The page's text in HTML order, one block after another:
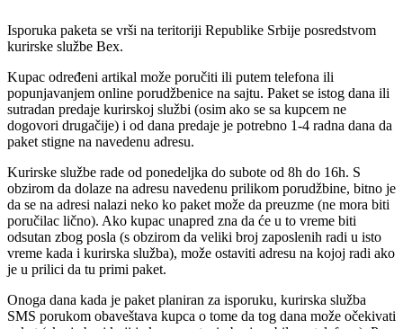
Isporuka paketa se vrši na teritoriji Republike Srbije posredstvom
kurirske službe Bex.
Kupac određeni artikal može poručiti ili putem telefona ili
popunjavanjem online porudžbenice na sajtu. Paket se istog dana ili
sutradan predaje kurirskoj službi (osim ako se sa kupcem ne
dogovori drugačije) i od dana predaje je potrebno 1-4 radna dana da
paket stigne na navedenu adresu.
Kurirske službe rade od ponedeljka do subote od 8h do 16h. S
obzirom da dolaze na adresu navedenu prilikom porudžbine, bitno je
da se na adresi nalazi neko ko paket može da preuzme (ne mora biti
poručilac lično). Ako kupac unapred zna da će u to vreme biti
odsutan zbog posla (s obzirom da veliki broj zaposlenih radi u isto
vreme kada i kurirska služba), može ostaviti adresu na kojoj radi ako
je u prilici da tu primi paket.
Onoga dana kada je paket planiran za isporuku, kurirska služba
SMS porukom obaveštava kupca o tome da tog dana može očekivati